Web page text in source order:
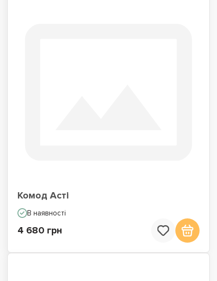
Комод Асті
В наявності
4 680 грн